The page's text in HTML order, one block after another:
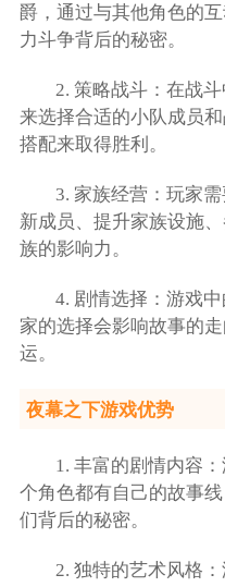
爵，通过与其他角色的
力斗争背后的秘密。
2. 策略战斗：在战
来选择合适的小队成员
搭配来取得胜利。
3. 家族经营：玩家
新成员、提升家族设施
族的影响力。
4. 剧情选择：游戏
家的选择会影响故事的
运。
夜幕之下游戏优势
1. 丰富的剧情内容
个角色都有自己的故事
们背后的秘密。
2. 独特的艺术风格